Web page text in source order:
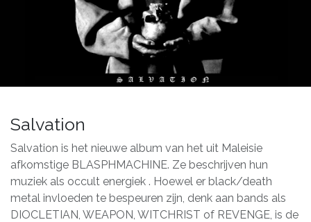
Salvation
Salvation is het nieuwe album van het uit Maleisie
afkomstige BLASPHMACHINE. Ze beschrijven hun
muziek als occult energiek . Hoewel er black/death
metal invloeden te bespeuren zijn, denk aan bands als
DIOCLETIAN, WEAPON, WITCHRIST of REVENGE, is de